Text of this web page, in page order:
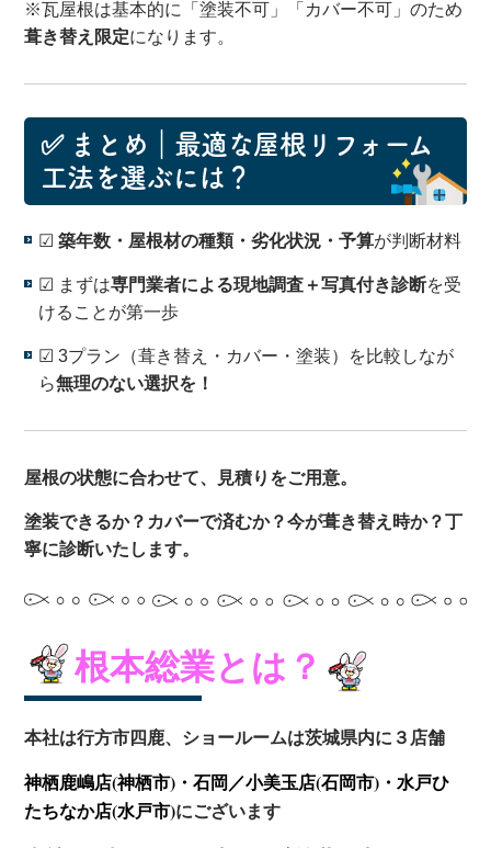
※瓦屋根は基本的に「塗装不可」「カバー不可」のため
葺き替え限定になります。
✅ まとめ｜最適な屋根リフォーム
工法を選ぶには？
☑築年数・屋根材の種類・劣化状況・予算が判断材料
☑ まずは専門業者による現地調査＋写真付き診断を受
けることが第一歩
☑ 3プラン（葺き替え・カバー・塗装）を比較しなが
ら無理のない選択を！
屋根の状態に合わせて、見積りをご用意。
塗装できるか？カバーで済むか？今が葺き替え時か？丁
寧に診断いたします。
根本総業とは？
本社は行方市四鹿、 ショールームは茨城県内に３店舗
神栖鹿嶋店(神栖市)・石岡／小美玉店(石岡市)・水戸ひ
たちなか店(水戸市)にございます